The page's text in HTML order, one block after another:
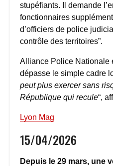
stupéfiants. Il demande
fonctionnaires
d’officiers de police
contrôle des territoires”.
Alliance Police Nationale
dépasse le simple cadre
peut plus exercer sans
République qui recule“,
Lyon Mag
15/04/2026
Depuis le 29 mars, une